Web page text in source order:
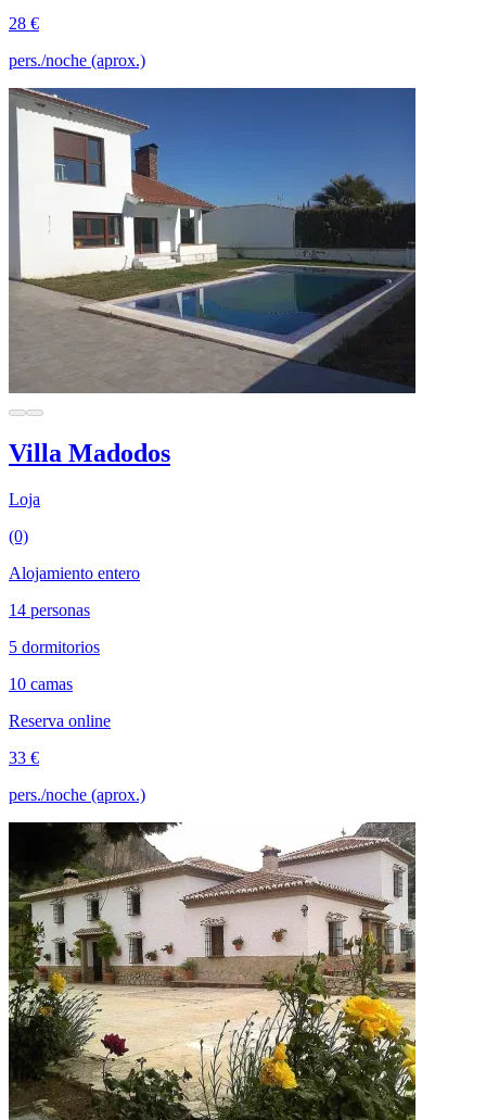
28 €
pers./noche (aprox.)
Villa Madodos
Loja
(0)
Alojamiento entero
14 personas
5 dormitorios
10 camas
Reserva online
33 €
pers./noche (aprox.)